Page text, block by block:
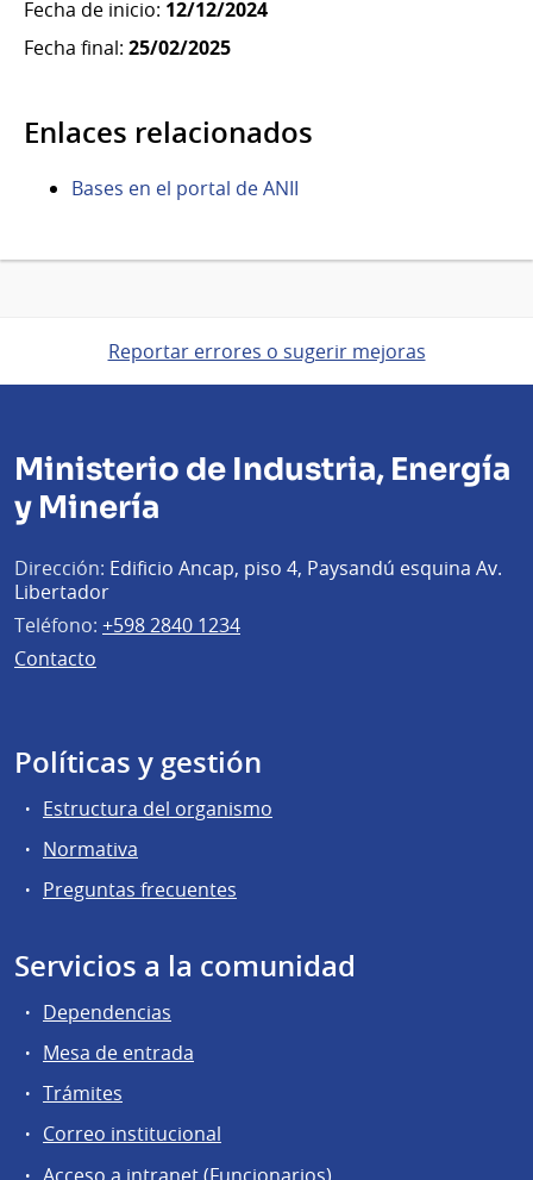
Fecha de inicio: 12/12/2024
Fecha final: 25/02/2025
Enlaces relacionados
Bases en el portal de ANII
Reportar errores o sugerir mejoras
Ministerio de Industria, Energía
y Minería
Dirección: Edificio Ancap, piso 4, Paysandú esquina Av.
Libertador
Teléfono: +598 2840 1234
Contacto
Políticas y gestión
Estructura del organismo
Normativa
Preguntas frecuentes
Servicios a la comunidad
Dependencias
Mesa de entrada
Trámites
Correo institucional